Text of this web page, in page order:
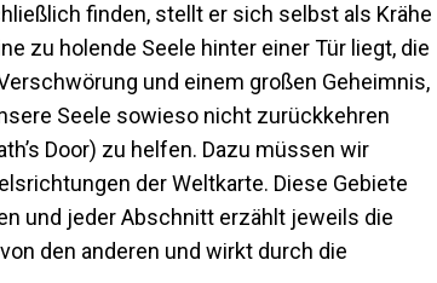
finden, stellt er sich selbst als Krähe
zu holende Seele hinter einer Tür liegt, die
und einem großen Geheimnis,
Seele sowieso nicht zurückkehren
Door) zu helfen. Dazu müssen wir
der Weltkarte. Diese Gebiete
und jeder Abschnitt erzählt jeweils die
den anderen und wirkt durch die